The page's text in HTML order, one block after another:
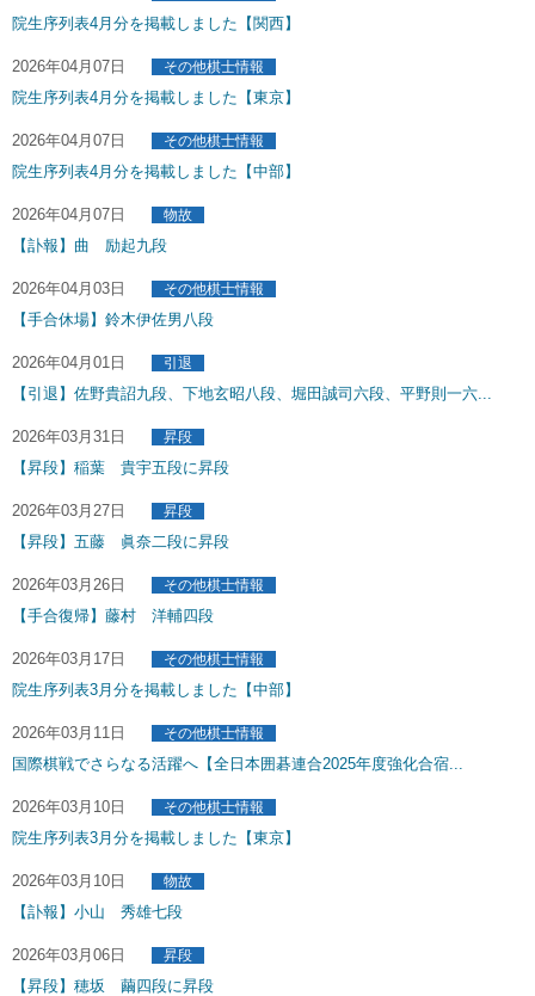
院生序列表4月分を掲載しました【関西】
2026年04月07日 その他棋士情報
院生序列表4月分を掲載しました【東京】
2026年04月07日 その他棋士情報
院生序列表4月分を掲載しました【中部】
2026年04月07日 物故
【訃報】曲 励起九段
2026年04月03日 その他棋士情報
【手合休場】鈴木伊佐男八段
2026年04月01日 引退
【引退】佐野貴詔九段、下地玄昭八段、堀田誠司六段、平野則一六...
2026年03月31日 昇段
【昇段】稲葉 貴宇五段に昇段
2026年03月27日 昇段
【昇段】五藤 眞奈二段に昇段
2026年03月26日 その他棋士情報
【手合復帰】藤村 洋輔四段
2026年03月17日 その他棋士情報
院生序列表3月分を掲載しました【中部】
2026年03月11日 その他棋士情報
国際棋戦でさらなる活躍へ【全日本囲碁連合2025年度強化合宿...
2026年03月10日 その他棋士情報
院生序列表3月分を掲載しました【東京】
2026年03月10日 物故
【訃報】小山 秀雄七段
2026年03月06日 昇段
【昇段】穂坂 繭四段に昇段